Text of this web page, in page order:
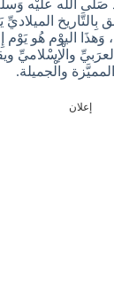
شَهْر أُكتُوبَر عام 2023 ، وَهذَا
والْإسْلاميِّ
والْجميلة.
إعلان